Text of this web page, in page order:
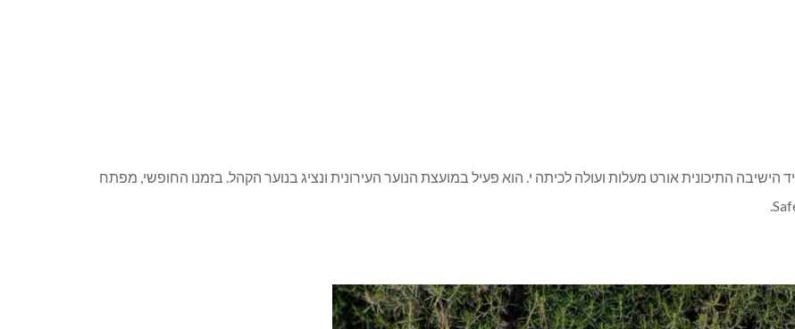
הישיבה התיכונית אורט מעלות ועולה לכיתה י. הוא פעיל במועצת הנוער העירונית ונציג בנוער הקהל. בזמנו החופשי, מפתח